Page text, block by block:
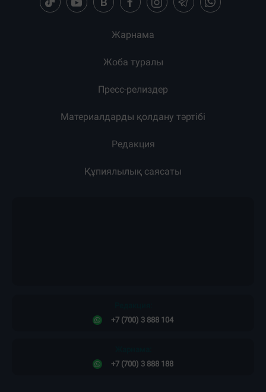
Жарнама
Жоба туралы
Пресс-релиздер
Материалдарды қолдану тәртібі
Редакция
Құпиялылық саясаты
+7 (700) 3 888 104
+7 (700) 3 888 188